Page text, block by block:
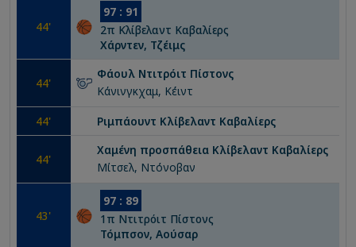
44'
97 : 91
2π Κλίβελαντ Καβαλίερς
Χάρντεν, Τζέιμς
44'
Φάουλ Ντιτρόιτ Πίστονς
Κάνινγκχαμ, Κέιντ
44' Ριμπάουντ Κλίβελαντ Καβαλίερς
44'
Χαμένη προσπάθεια Κλίβελαντ Καβαλίερς
Μίτσελ, Ντόνοβαν
43'
97 : 89
1 π Ντιτρόιτ Πίστονς
Τόμπσον, Αούσαρ